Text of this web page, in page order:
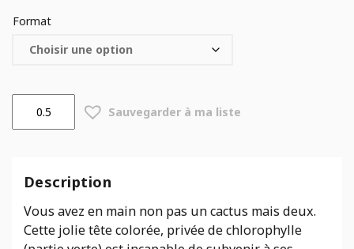
Format
Echinopsis
Sauvegarder à ma liste
Description
Vous avez en main non pas un cactus mais deux.
Cette jolie tête colorée, privée de chlorophylle